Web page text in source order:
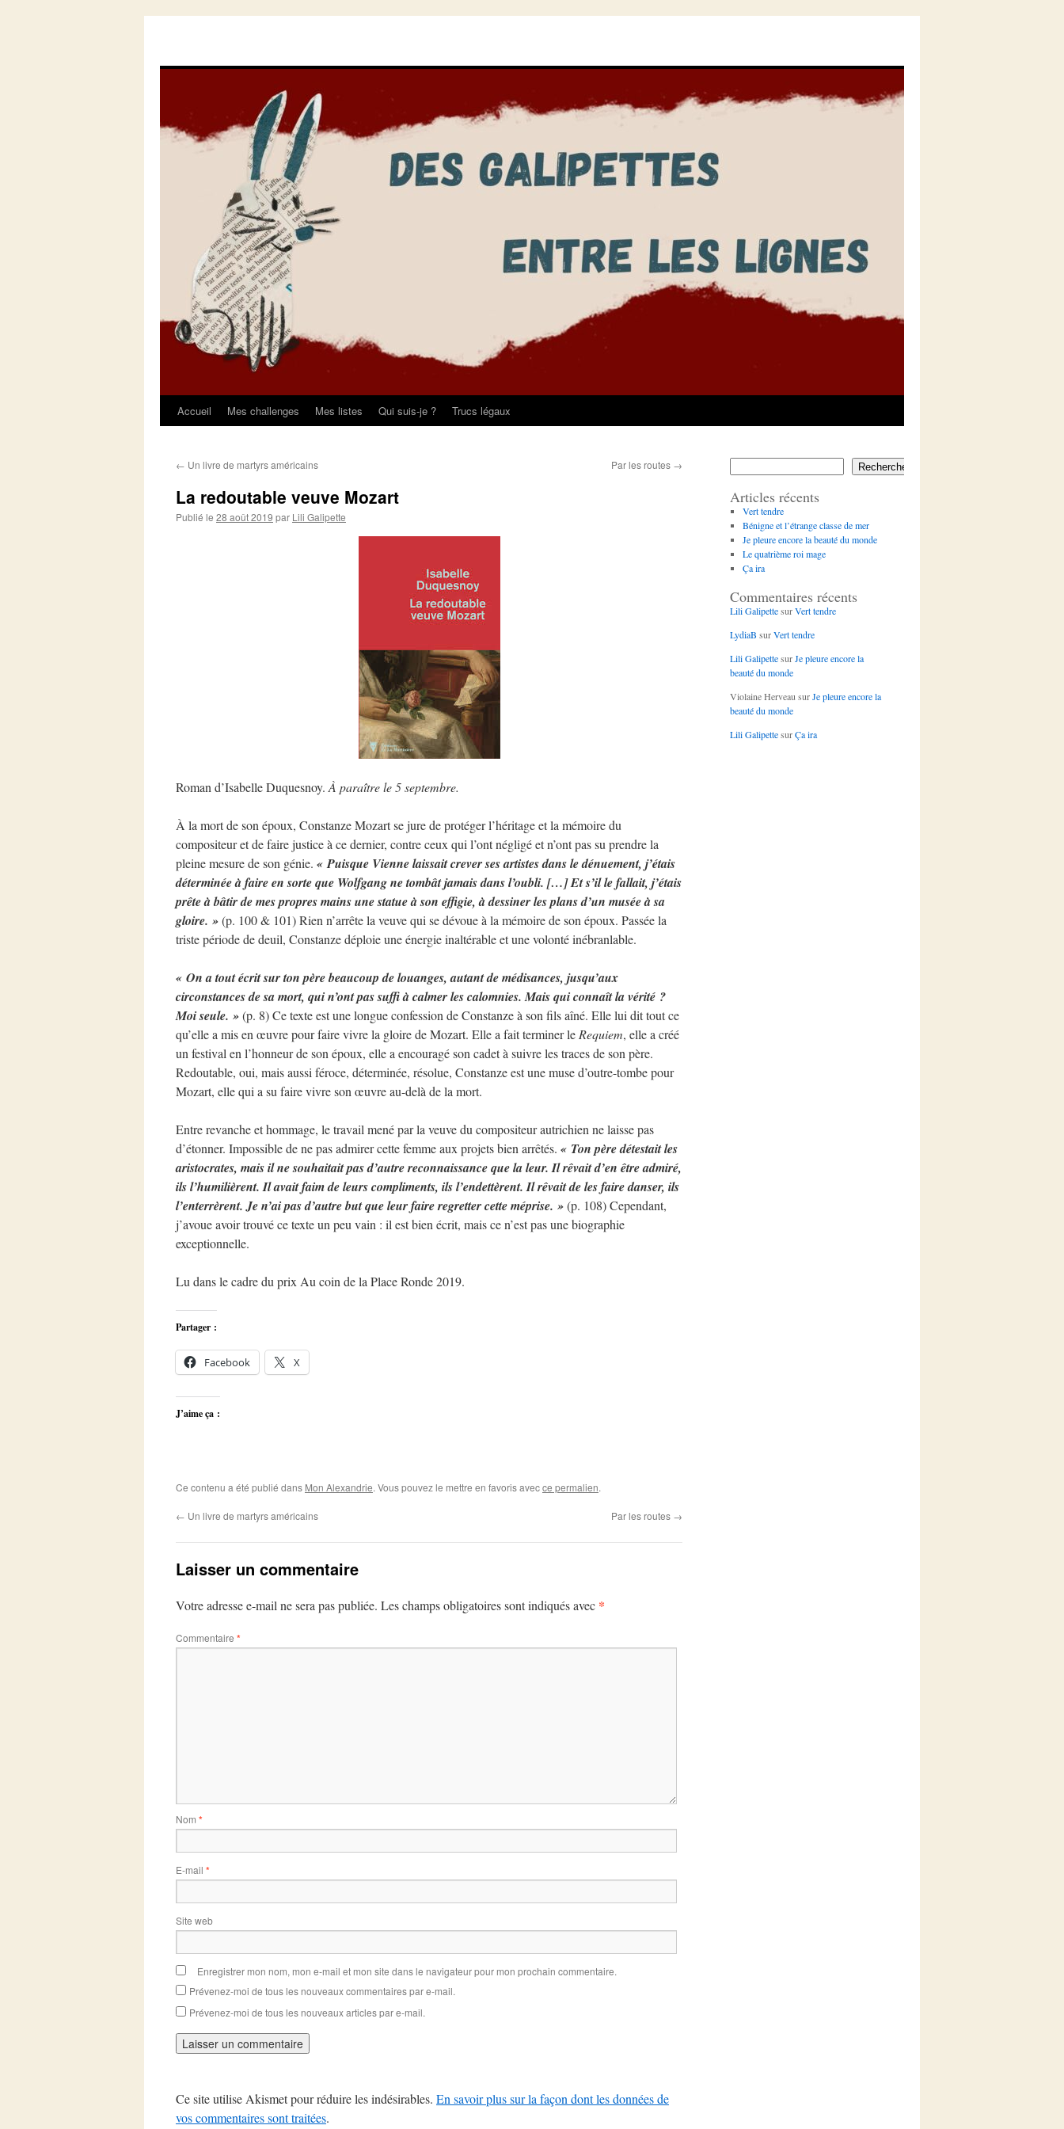
Aller
contenu
Accueil Mes challenges Mes listes Qui suis-je ? Trucs légaux
← Un livre de martyrs américains Par les routes →
La redoutable veuve Mozart
Publié le 28 août 2019 par Lili Galipette
Roman d’Isabelle Duquesnoy. À paraître le 5 septembre.
À la mort de son époux, Constanze Mozart se jure de protéger l’héritage et la mémoire du
compositeur et de faire justice à ce dernier, contre ceux qui l’ont négligé et n’ont pas su prendre la
pleine mesure de son génie. « Puisque Vienne laissait crever ses artistes dans le dénuement, j’étais
déterminée à faire en sorte que Wolfgang ne tombât jamais dans l’oubli. […] Et s’il le fallait, j’étais
prête à bâtir de mes propres mains une statue à son effigie, à dessiner les plans d’un musée à sa
gloire. »(p. 100 & 101) Rien n’arrête la veuve qui se dévoue à la mémoire de son époux. Passée la
triste période de deuil, Constanze déploie une énergie inaltérable et une volonté inébranlable.
« On a tout écrit sur ton père beaucoup de louanges, autant de médisances, jusqu’aux
circonstances de sa mort, qui n’ont pas suffi à calmer les calomnies. Mais qui connaît la vérité ?
Moi seule. »(p. 8) Ce texte est une longue confession de Constanze à son fils aîné. Elle lui dit tout ce
qu’elle a mis en œuvre pour faire vivre la gloire de Mozart. Elle a fait terminer le Requiem, elle a créé
un festival en l’honneur de son époux, elle a encouragé son cadet à suivre les traces de son père.
Redoutable, oui, mais aussi féroce, déterminée, résolue, Constanze est une muse d’outre-tombe pour
Mozart, elle qui a su faire vivre son œuvre au-delà de la mort.
Entre revanche et hommage, le travail mené par la veuve du compositeur autrichien ne laisse pas
d’étonner. Impossible de ne pas admirer cette femme aux projets bien arrêtés. « Ton père détestait les
aristocrates, mais il ne souhaitait pas d’autre reconnaissance que la leur. Il rêvait d’en être admiré,
ils l’humilièrent. Il avait faim de leurs compliments, ils l’endettèrent. Il rêvait de les faire danser, ils
l’enterrèrent. Je n’ai pas d’autre but que leur faire regretter cette méprise. »(p. 108) Cependant,
j’avoue avoir trouvé ce texte un peu vain : il est bien écrit, mais ce n’est pas une biographie
exceptionnelle.
Lu dans le cadre du prix Au coin de la Place Ronde 2019.
Partager :
Facebook X
J’aime ça :
Ce contenu a été publié dans Mon Alexandrie. Vous pouvez le mettre en favoris avecce permalien.
← Un livre de martyrs américains Par les routes →
Laisser un commentaire
Votre adresse e-mail ne sera pas publiée. Les champs obligatoires sont indiqués avec *
Commentaire *
Nom *
E-mail *
Site web
Enregistrer mon nom, mon e-mail et mon site dans le navigateur pour mon prochain commentaire.
Prévenez-moi de tous les nouveaux commentaires par e-mail.
Prévenez-moi de tous les nouveaux articles par e-mail.
Ce site utilise Akismet pour réduire les indésirables. En savoir plus sur la façon dont les données de
vos commentaires sont traitées.
Rechercher
Articles récents
Vert tendre
Bénigne et l’étrange classe de mer
Je pleure encore la beauté du monde
Le quatrième roi mage
Ça ira
Commentaires récents
Lili GalipettesurVert tendre
LydiaB surVert tendre
Lili GalipettesurJe pleure encore la
beauté du monde
Violaine Herveau surJe pleure encore la
beauté du monde
Lili GalipettesurÇa ira